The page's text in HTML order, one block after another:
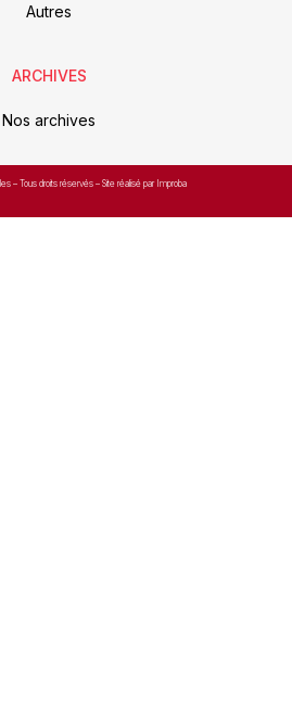
Autres
ARCHIVES
Nos archives
– Tous droits réservés – Site réalisé par Improba